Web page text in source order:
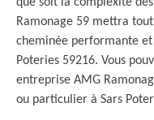
Ramonage 59 mettra
cheminée performante
Poteries 59216. Vous
entreprise AMG
ou particulier à Sars